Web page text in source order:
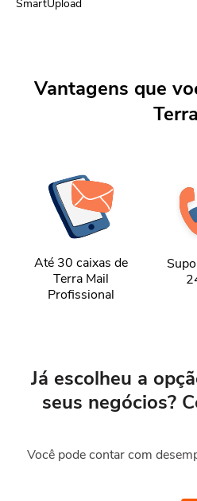
SmartUpload
Vantagens que
Até 30 caixas de
Terra Mail
Profissional
Já escolheu a
seus negócios?
Você pode contar com